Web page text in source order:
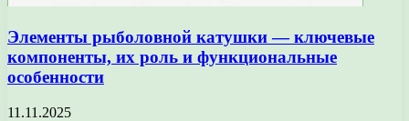
Элементы рыболовной катушки — ключевые
компоненты, их роль и функциональные
особенности
11.11.2025